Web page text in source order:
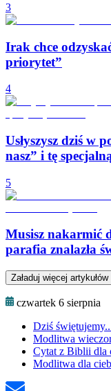
3
Irak chce
priorytet”
4
Usłyszysz dziś w
nasz” i tę
5
Musisz nakarmić
parafia znalazła
Załaduj więcej artykułów
czwartek 6 sierpnia
Dziś
Modlitwa
Cytat z Biblii dla
Modlitwa dla